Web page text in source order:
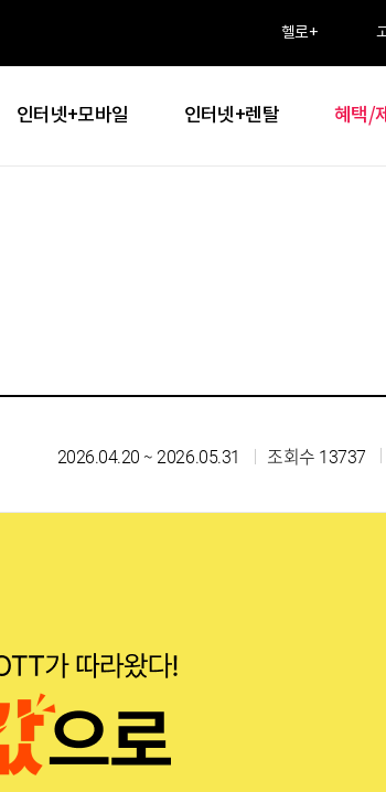
헬로+
인터넷+모바일 인터넷+렌탈 혜택/
2026.04.20 ~ 2026.05.31 조회수 13737